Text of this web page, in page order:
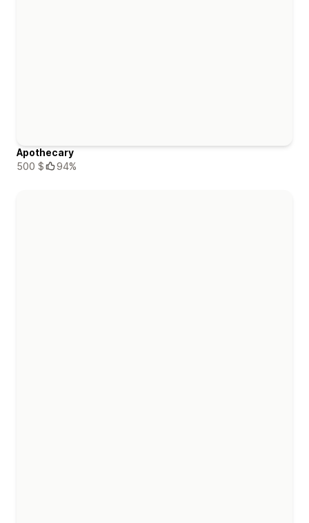
Apothecary
500 $
94%